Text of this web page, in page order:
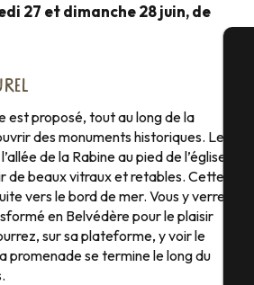
27 et dimanche 28 juin, de
est proposé, tout au long de la
des monuments historiques. Le
de la Rabine au pied de l’église
de beaux vitraux et retables. Cette
vers le bord de mer. Vous y verrez
en Belvédère pour le plaisir
sur sa plateforme, y voir le
promenade se termine le long du